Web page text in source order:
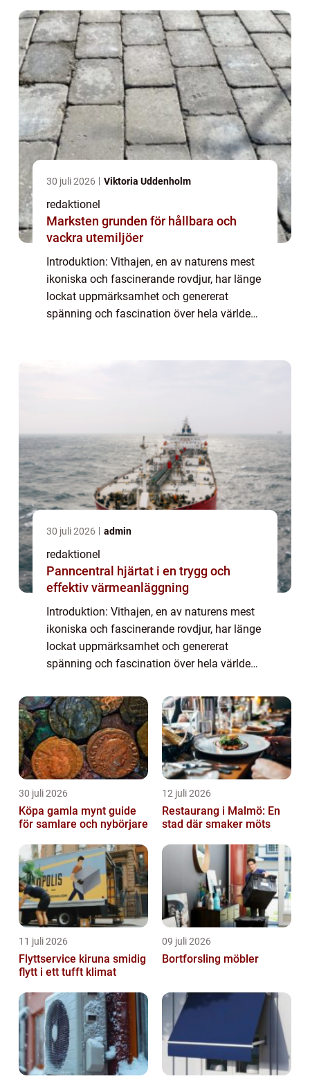
30 juli 2026 Viktoria Uddenholm
redaktionel
Marksten grunden för hållbara och
vackra utemiljöer
Introduktion: Vithajen, en av naturens mest
ikoniska och fascinerande rovdjur, har länge
lockat uppmärksamhet och genererat
spänning och fascination över hela världen.
30 juli 2026 admin
redaktionel
Panncentral hjärtat i en trygg och
effektiv värmeanläggning
Introduktion: Vithajen, en av naturens mest
ikoniska och fascinerande rovdjur, har länge
lockat uppmärksamhet och genererat
spänning och fascination över hela världen.
grundlig översikt över fakta om vithaj, ink...
30 juli 2026
Köpa gamla mynt guide
för samlare och nybörjare
12 juli 2026
Restaurang i Malmö: En
stad där smaker möts
11 juli 2026
Flyttservice kiruna smidig
flytt i ett tufft klimat
09 juli 2026
Bortforsling möbler